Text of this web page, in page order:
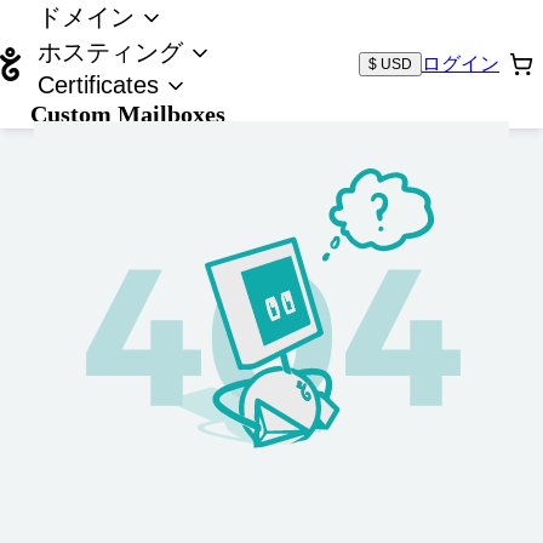
ドメイン
ホスティング
Certificates
Custom Mailboxes
$ USD ログイン